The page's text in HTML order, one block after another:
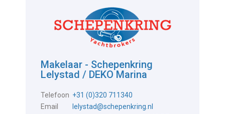
Makelaar - Schepenkring
Lelystad / DEKO Marina
Telefoon +31 (0)320 711340
Email
lelystad@schepenkring.nl